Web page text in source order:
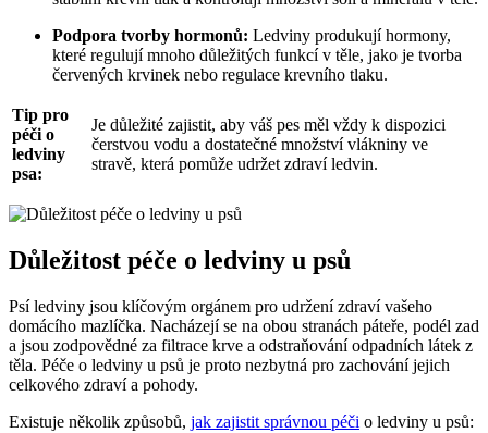
Podpora tvorby hormonů: Ledviny ‍produkují hormony,
které regulují mnoho důležitých funkcí v těle, jako je tvorba
⁢červených krvinek nebo regulace krevního tlaku.
Tip‍ pro
péči o
ledviny‍
psa:
Je důležité zajistit, aby váš pes ​měl vždy ‍k dispozici
čerstvou vodu a dostatečné ‌množství vlákniny ve
stravě, která pomůže udržet zdraví⁣ ledvin.
Důležitost péče o ledviny u ‍psů
Psí ledviny jsou klíčovým orgánem pro udržení zdraví vašeho
domácího mazlíčka. Nacházejí se‍ na obou stranách páteře, podél zad
a jsou zodpovědné za ‌filtrace krve a odstraňování⁢ odpadních⁣ látek z
těla. Péče o ledviny u psů je proto nezbytná pro zachování jejich
celkového zdraví a pohody.
Existuje několik ‌způsobů, jak zajistit správnou péči o ledviny u psů: